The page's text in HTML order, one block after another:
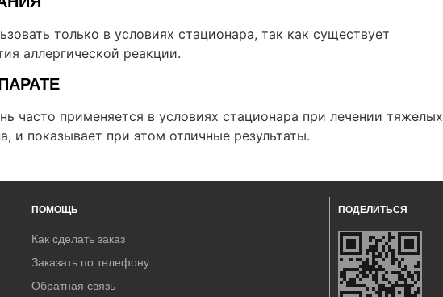
только в условиях стационара, так как существует
аллергической реакции.
часто применяется в условиях стационара при лечении тяжелых
и показывает при этом отличные результаты.
ПОМОЩЬ
Как сделать заказ
Заказать по телефону
Обратная связь
ПОДЕЛИТЬСЯ